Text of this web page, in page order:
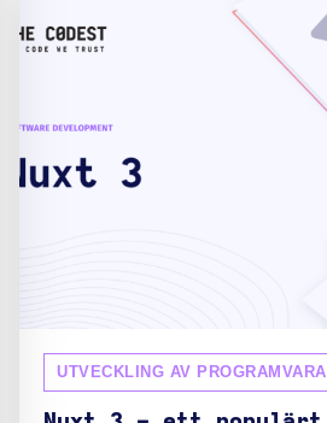
UTVECKLING AV PROGRAMVARA